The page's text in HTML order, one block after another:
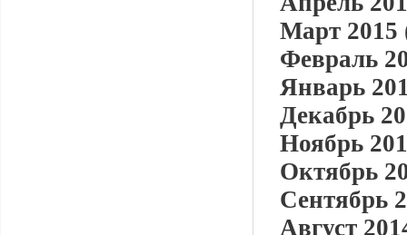
Март 2015
Февраль
Январь
Декабрь
Ноябрь
Октябрь
Сентябрь
Август